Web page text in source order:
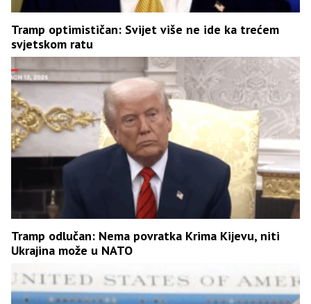
Tramp optimističan: Svijet više ne ide ka trećem
svjetskom ratu
Tramp odlučan: Nema povratka Krima Kijevu, niti
Ukrajina može u NATO